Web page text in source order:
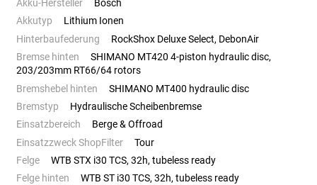
Akku-Hersteller
Bosch
Akkutyp
Lithium Ionen
Hinterbaufederung
RockShox Deluxe Select, DebonAir
Bremse hinten
SHIMANO MT420 4-piston hydraulic disc,
203/203mm RT66/64 rotors
Bremshebel hinten
SHIMANO MT400 hydraulic disc
Bremstyp
Hydraulische Scheibenbremse
Einsatzbereich
Berge & Offroad
Einsatzzweck ShopFilter
Tour
Felge
WTB STX i30 TCS, 32h, tubeless ready
Felge hinten
WTB ST i30 TCS, 32h, tubeless ready